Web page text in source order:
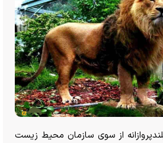
بلندپروازانه از سوی سازمان محیط زیست